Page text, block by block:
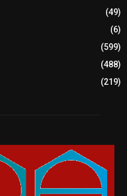
(49)
(6)
(599)
(488)
(219)